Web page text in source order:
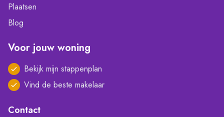
Plaatsen
Blog
Voor jouw woning
Bekijk mijn stappenplan
Vind de beste makelaar
Contact